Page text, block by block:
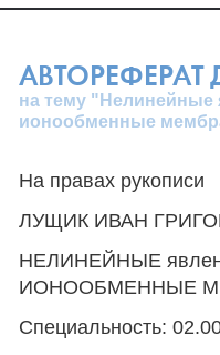
АВТОРЕФЕРАТ
на тему "Нелинейные
ионообменные
На правах рукописи
ЛУЩИК ИВАН
НЕЛИНЕЙНЫЕ
ИОНООБМЕННЫЕ
Специальность: